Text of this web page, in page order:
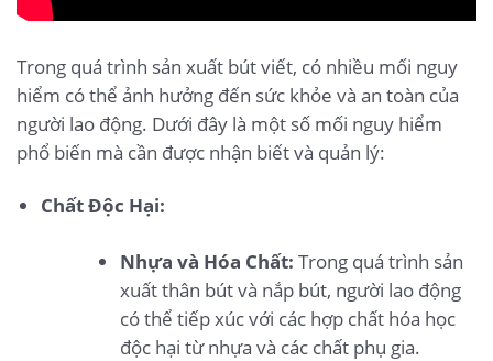
Trong quá trình sản xuất bút viết, có nhiều mối nguy
hiểm có thể ảnh hưởng đến sức khỏe và an toàn của
người lao động. Dưới đây là một số mối nguy hiểm
phổ biến mà cần được nhận biết và quản lý:
Chất Độc Hại:
Nhựa và Hóa Chất: Trong quá trình sản
xuất thân bút và nắp bút, người lao động
có thể tiếp xúc với các hợp chất hóa học
độc hại từ nhựa và các chất phụ gia.